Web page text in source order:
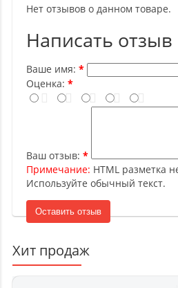
Нет отзывов о данном товаре.
Написать отзыв
Ваше имя:
Оценка:
Ваш отзыв:
Примечание: HTML разметка
Используйте обычный текст.
Оставить отзыв
Хит продаж